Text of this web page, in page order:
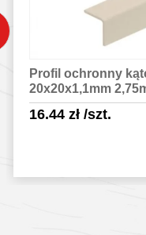
Profil ochronny
20x20x1,1mm
16.44 zł/szt.